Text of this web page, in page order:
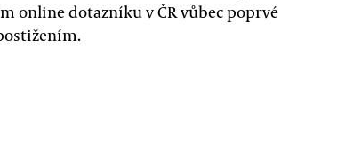
dotazníku v ČR vůbec poprvé